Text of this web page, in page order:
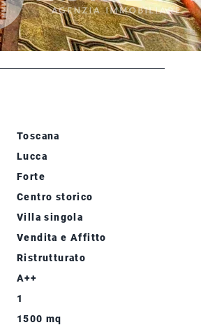
Toscana
Lucca
Forte
Centro storico
Villa singola
Vendita e Affitto
Ristrutturato
A++
1
1500 mq